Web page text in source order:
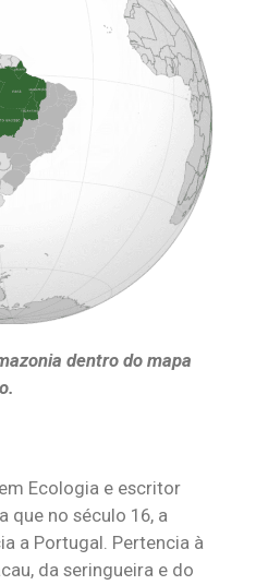
dentro do mapa
Ecologia e escritor
que no século 16, a
a Portugal. Pertencia à
da seringueira e do